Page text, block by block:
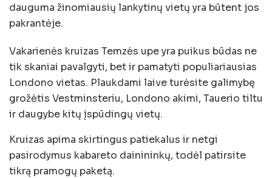
dauguma žinomiausių lankytinų vietų yra būtent jos
pakrantėje.
Vakarienės kruizas Temzės upe yra puikus būdas ne
tik skaniai pavalgyti, bet ir pamatyti populiariausias
Londono vietas. Plaukdami laive turėsite galimybę
grožėtis Vestminsteriu, Londono akimi, Tauerio tiltu
ir daugybe kitų įspūdingų vietų.
Kruizas apima skirtingus patiekalus ir netgi
pasirodymus kabareto dainininkų, todėl patirsite
tikrą pramogų paketą.